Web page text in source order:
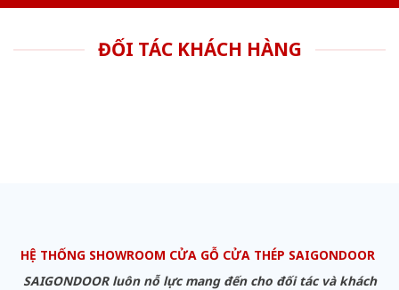
ĐỐI TÁC KHÁCH HÀNG
HỆ THỐNG SHOWROOM CỬA GỖ CỬA THÉP SAIGONDOOR
SAIGONDOOR luôn nỗ lực mang đến cho đối tác và khách